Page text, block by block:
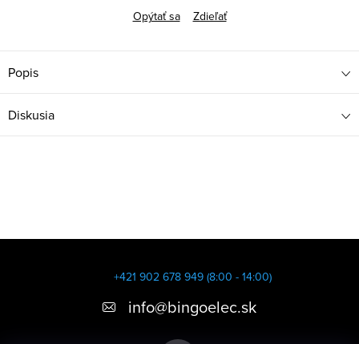
Opýtať sa
Zdieľať
Popis
Diskusia
+421 902 678 949 (8:00 - 14:00)
info@bingoelec.sk